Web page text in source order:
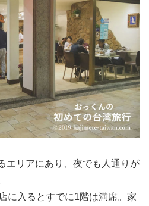
エリアにあり、夜でも人通りが
に入るとすでに1階は満席。家